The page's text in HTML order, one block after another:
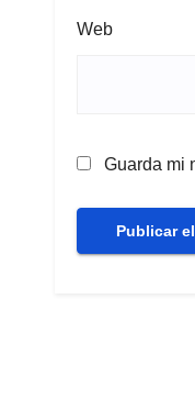
Web
Guarda mi